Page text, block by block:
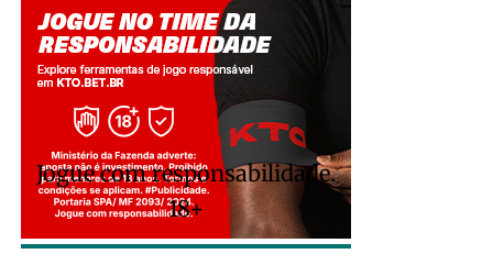
Jogue com responsabilidade.
18+